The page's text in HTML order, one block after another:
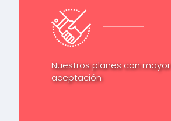
Nuestros planes con mayor
aceptación